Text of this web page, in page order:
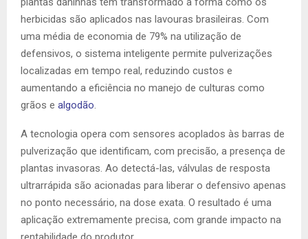
herbicidas são aplicados nas lavouras brasileiras. Com
uma média de economia de 79% na utilização de
defensivos, o sistema inteligente permite pulverizações
localizadas em tempo real, reduzindo custos e
aumentando a eficiência no manejo de culturas como
grãos e algodão.
A tecnologia opera com sensores acoplados às barras de
pulverização que identificam, com precisão, a presença de
plantas invasoras. Ao detectá-las, válvulas de resposta
ultrarrápida são acionadas para liberar o defensivo apenas
no ponto necessário, na dose exata. O resultado é uma
aplicação extremamente precisa, com grande impacto na